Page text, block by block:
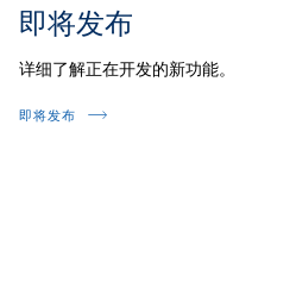
即将发布
详细了解正在开发的新功能。
即将发布